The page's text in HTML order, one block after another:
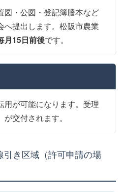
図・公図・登記簿謄本など
へ提出します。松阪市農業
月15日前後です。
用が可能になります。受理
交付されます。
引き区域（許可申請の場